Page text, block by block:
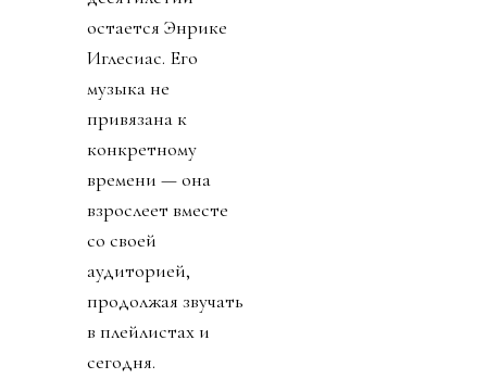
остается Энрике
Иглесиас. Его
музыка не
привязана к
конкретному
времени — она
взрослеет вместе
со своей
аудиторией,
продолжая звучать
в плейлистах и
сегодня.